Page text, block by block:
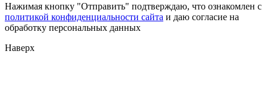
Нажимая кнопку "Отправить" подтверждаю, что ознакомлен с
политикой конфиденциальности сайта и даю согласие на
обработку персональных данных
Наверх